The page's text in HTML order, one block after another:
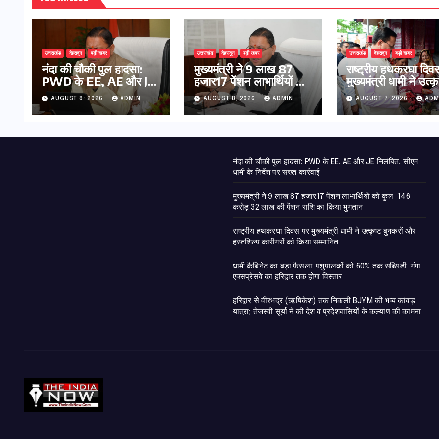
उत्तराखंड देहरादून बड़ी खबर
नंदा की चौकी पुल हादसा:
PWD के EE, AE और JE
निलंबित, सीएम धामी के निर्देश
पर सख्त कार्रवाई
AUGUST 8, 2026 ADMIN
उत्तराखंड देहरादून बड़ी खबर
मुख्यमंत्री ने 9 लाख 87
हजार17 पेंशन लाभार्थियों को
कुल 146 करोड़ 32 लाख
की पेंशन राशि का किया
भुगतान
AUGUST 8, 2026 ADMIN
उत्तराखंड देहरादून बड़ी खबर
राष्ट्रीय हथकरघा
मुख्यमंत्री धामी ने
बुनकरों और हस्तशिल्प
कारीगरों को किया
AUGUST 7, 2026
नंदा की चौकी पुल हादसा: PWD के EE, AE और JE निलंबित, सीएम
धामी के निर्देश पर सख्त कार्रवाई
मुख्यमंत्री ने 9 लाख 87 हजार17 पेंशन लाभार्थियों को कुल 146
करोड़ 32 लाख की पेंशन राशि का किया भुगतान
राष्ट्रीय हथकरघा दिवस पर मुख्यमंत्री धामी ने उत्कृष्ट बुनकरों और
हस्तशिल्प कारीगरों को किया सम्मानित
​धामी कैबिनेट का बड़ा फैसला: पशुपालकों को 60% तक सब्सिडी, गंगा
एक्सप्रेसवे का हरिद्वार तक होगा विस्तार
​हरिद्वार से वीरभद्र (ऋषिकेश) तक निकली BJYM की भव्य कांवड़
यात्रा; तेजस्वी सूर्या ने की देश व प्रदेशवासियों के कल्याण की कामना